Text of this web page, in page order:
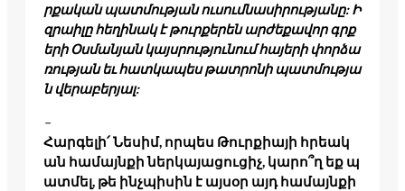
րքական պատմության ուսումնասիրությանը: Ի
զրաիլը հեղինակ է թուրքերեն արժեքավոր գրք
երի Օսմանյան կայսրությունում հայերի փորձա
ռության եւ հատկապես թատրոնի պատմությա
ն վերաբերյալ:
–
Հարգելի՛ Նեսիմ, որպես Թուրքիայի հրեակ
ան համայնքի ներկայացուցիչ, կարո՞ղ եք պ
ատմել, թե ինչպիսին է այսօր այդ համայնքի